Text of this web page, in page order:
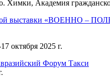
Химки, Академия
выставки «ВОЕННО –
октября 2025 г.
Форум Такси